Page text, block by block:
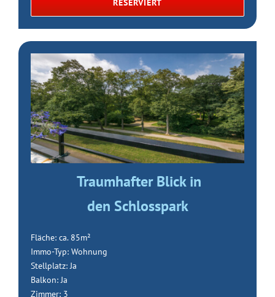
RESERVIERT
Traumhafter Blick in
den Schlosspark
Fläche: ca. 85m²
Immo-Typ: Wohnung
Stellplatz: Ja
Balkon: Ja
Zimmer: 3